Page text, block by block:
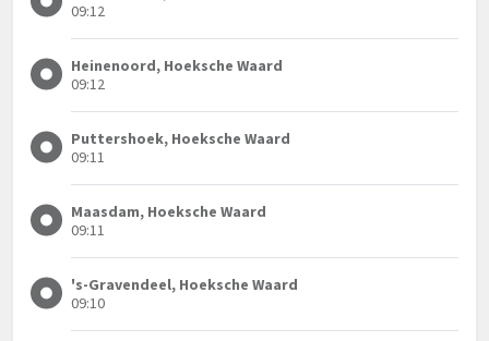
09:12
Heinenoord, Hoeksche Waard
09:12
Puttershoek, Hoeksche Waard
09:11
Maasdam, Hoeksche Waard
09:11
's-Gravendeel, Hoeksche Waard
09:10